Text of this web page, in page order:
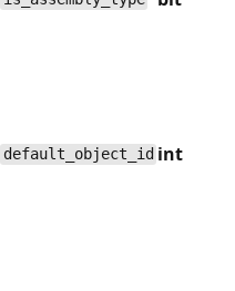
default_object_id int